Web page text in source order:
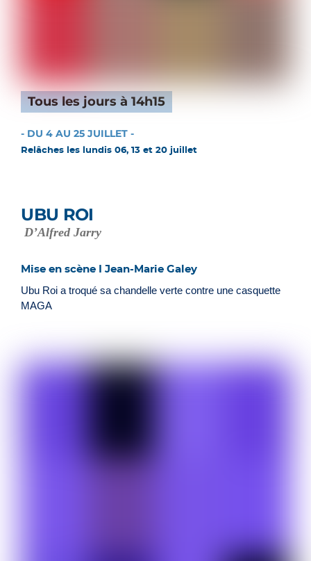
Tous les jours à 14h15
- DU 4 AU 25 JUILLET -
Relâches les lundis 06, 13 et 20 juillet
UBU ROI
D’Alfred Jarry
Mise en scène I Jean-Marie Galey
Ubu Roi a troqué sa chandelle verte contre une casquette
MAGA